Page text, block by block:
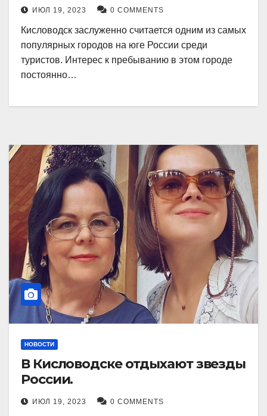
ИЮЛ 19, 2023 0 COMMENTS
Кисловодск заслуженно считается одним из самых
популярных городов на юге России среди
туристов. Интерес к пребыванию в этом городе
постоянно…
НОВОСТИ
В Кисловодске отдыхают звезды
России.
ИЮЛ 19, 2023 0 COMMENTS